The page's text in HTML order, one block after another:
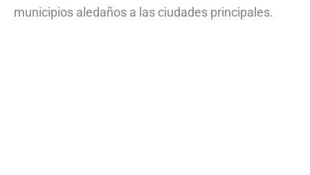
municipios aledaños a las ciudades principales.